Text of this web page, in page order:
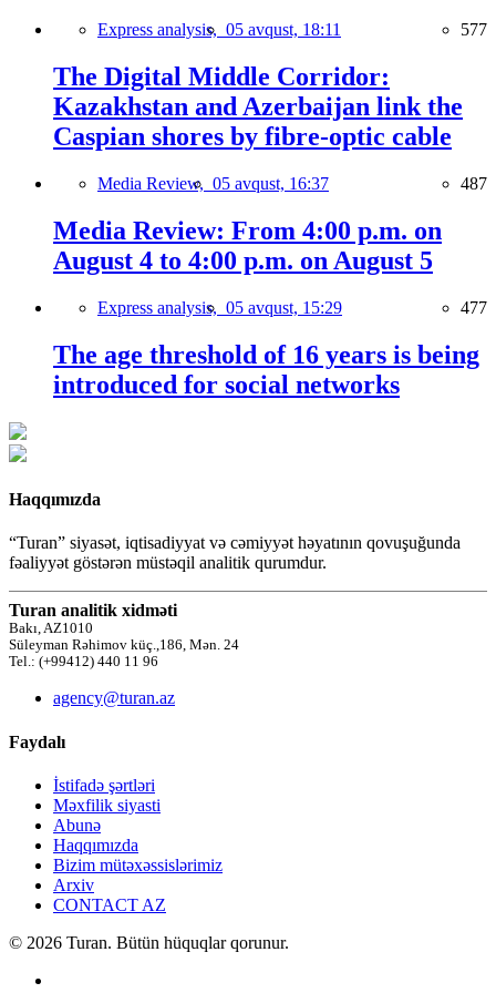
Express analysis, 05 avqust, 18:11 577
The Digital Middle Corridor:
Kazakhstan and Azerbaijan link the
Caspian shores by fibre-optic cable
Media Review, 05 avqust, 16:37 487
Media Review: From 4:00 p.m. on
August 4 to 4:00 p.m. on August 5
Express analysis, 05 avqust, 15:29 477
The age threshold of 16 years is being
introduced for social networks
Haqqımızda
“Turan” siyasət, iqtisadiyyat və cəmiyyət həyatının qovuşuğunda
fəaliyyət göstərən müstəqil analitik qurumdur.
Turan analitik xidməti
Bakı, AZ1010
Süleyman Rəhimov küç.,186, Mən. 24
Tel.: (+99412) 440 11 96
agency@turan.az
Faydalı
İstifadə şərtləri
Məxfilik siyasti
Abunə
Haqqımızda
Bizim mütəxəssislərimiz
Arxiv
CONTACT AZ
© 2026 Turan. Bütün hüquqlar qorunur.